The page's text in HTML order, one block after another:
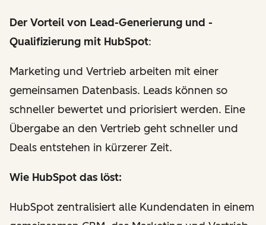
Der Vorteil von Lead-Generierung und -
Qualifizierung mit HubSpot:
Marketing und Vertrieb arbeiten mit einer
gemeinsamen Datenbasis. Leads können so
schneller bewertet und priorisiert werden. Eine
Übergabe an den Vertrieb geht schneller und
Deals entstehen in kürzerer Zeit.
Wie HubSpot das löst:
HubSpot zentralisiert alle Kundendaten in einem